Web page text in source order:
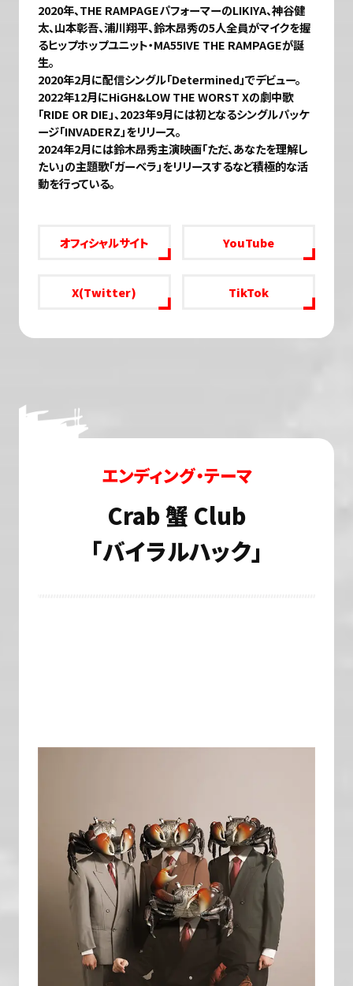
2020年、THE RAMPAGEパフォーマーのLIKIYA、神谷健
太、山本彰吾、浦川翔平、鈴木昂秀の5人全員がマイクを握
るヒップホップユニット・MA55IVE THE RAMPAGEが誕
生。
2020年2月に配信シングル「Determined」でデビュー。
2022年12月にHiGH&LOW THE WORST Xの劇中歌
「RIDE OR DIE」、2023年9月には初となるシングルパッケ
ージ「INVADERZ」をリリース。
2024年2月には鈴木昂秀主演映画「ただ、あなたを理解し
たい」の主題歌「ガーベラ」をリリースするなど積極的な活
動を行っている。
オフィシャルサイト YouTube
X(Twitter) TikTok
エンディング・テーマ
Crab 蟹 Club
「バイラルハック」